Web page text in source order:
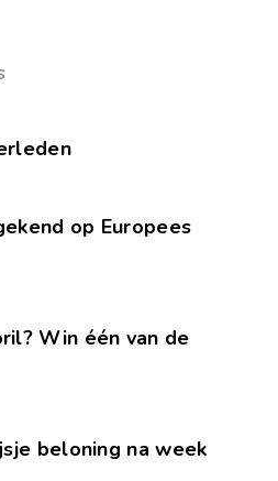
op Europees
Win één van de
beloning na week